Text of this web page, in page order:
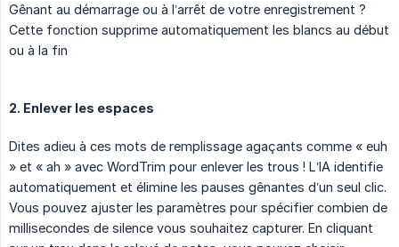
Gênant au démarrage ou à l’arrêt de votre enregistrement ?
Cette fonction supprime automatiquement les blancs au début
ou à la fin
2. Enlever les espaces
Dites adieu à ces mots de remplissage agaçants comme « euh
» et « ah » avec WordTrim pour enlever les trous ! L’IA identifie
automatiquement et élimine les pauses gênantes d’un seul clic.
Vous pouvez ajuster les paramètres pour spécifier combien de
millisecondes de silence vous souhaitez capturer. En cliquant